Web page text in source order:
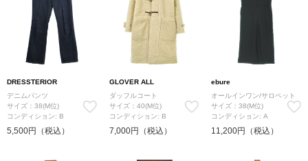
DRESSTERIOR
デニムパンツ
サイズ：38(M位)
コンディション: B
5,500円（税込）
GLOVER ALL
ダッフルコート
サイズ：40(M位)
コンディション: B
7,000円（税込）
ebure
オールインワン/サロペット
サイズ：38(M位)
コンディション: A
11,200円（税込）